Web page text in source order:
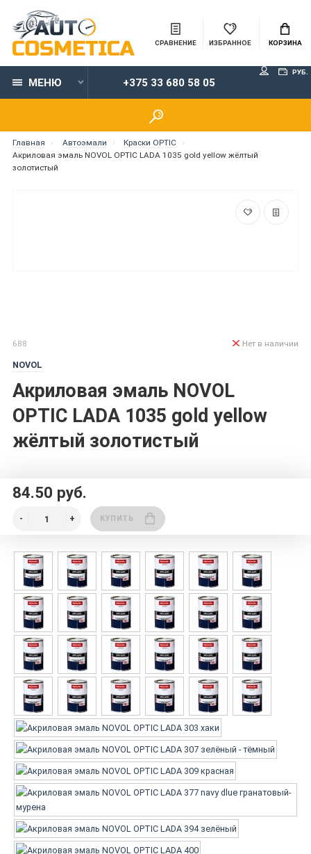
СРАВНЕНИЕ ИЗБРАННОЕ КОРЗИНА
МЕНЮ +375 33 680 58 05
РУБ.
Главная Автоэмали
Краски OPTIC
Акриловая эмаль NOVOL OPTIC LADA 1035 gold yellow жёлтый
золотистый
688
NOVOL
Акриловая эмаль NOVOL
OPTIC LADA 1035 gold yellow
жёлтый золотистый
Нет в наличии
84.50 руб.
КУПИТЬ